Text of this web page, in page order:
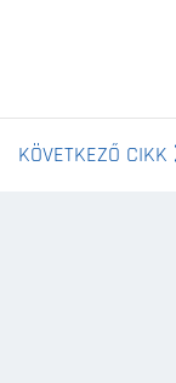
KÖVETKEZŐ CIKK